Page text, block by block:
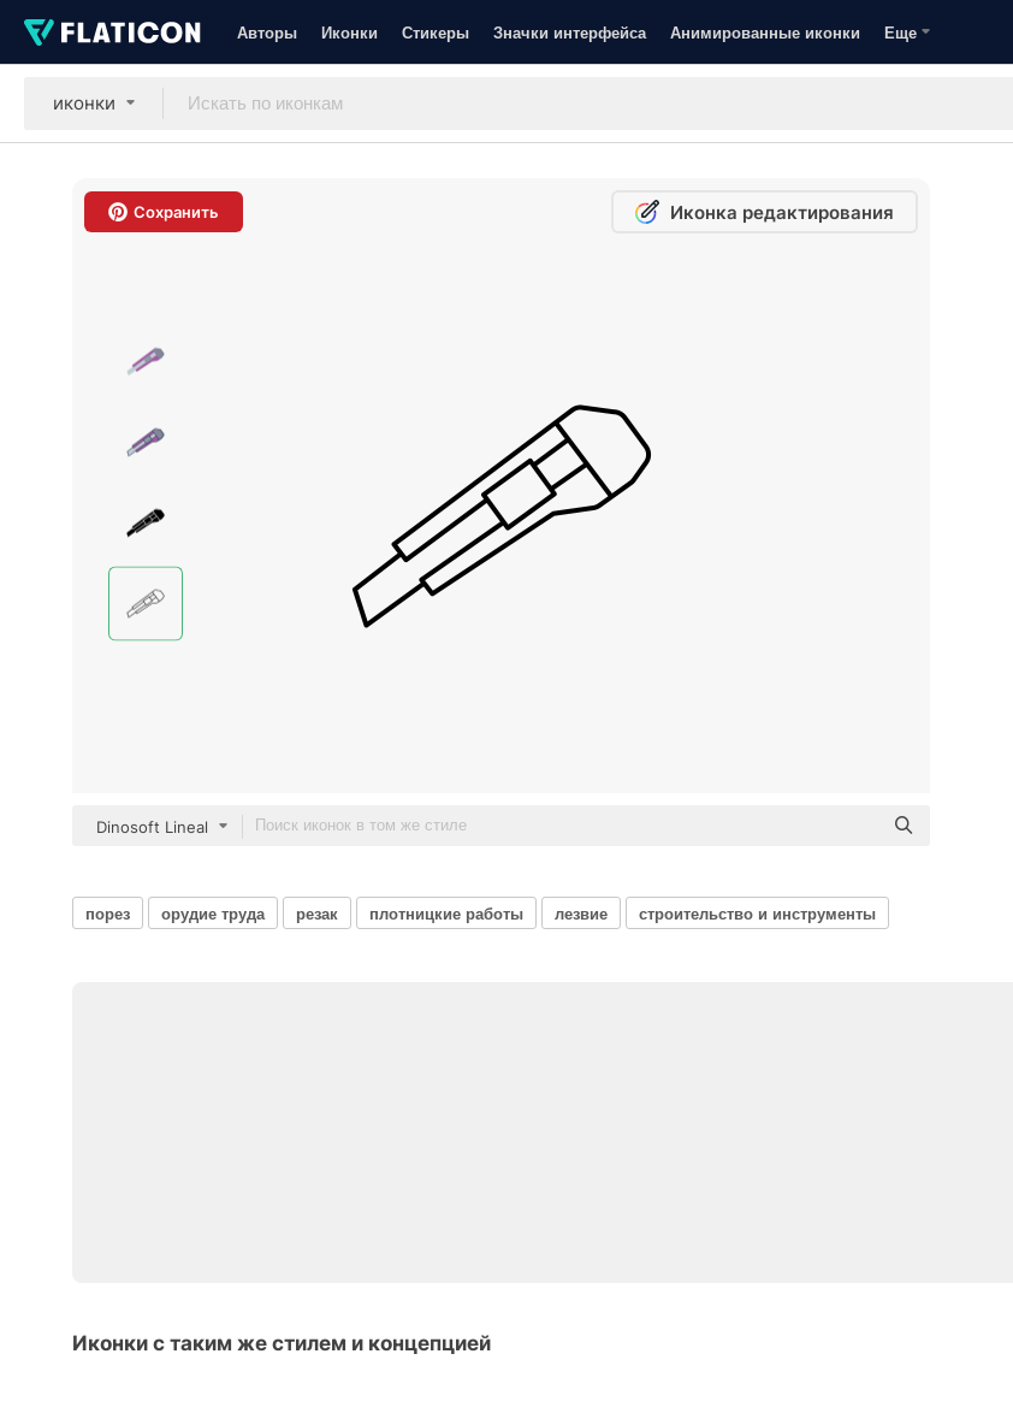
Авторы Иконки Стикеры Значки интерфейса Анимированные иконки Еще
иконки
Сохранить Иконка редактирования
Dinosoft Lineal
порез орудие труда резак плотницкие работы лезвие строительство и инструменты
Иконки с таким же стилем и концепцией